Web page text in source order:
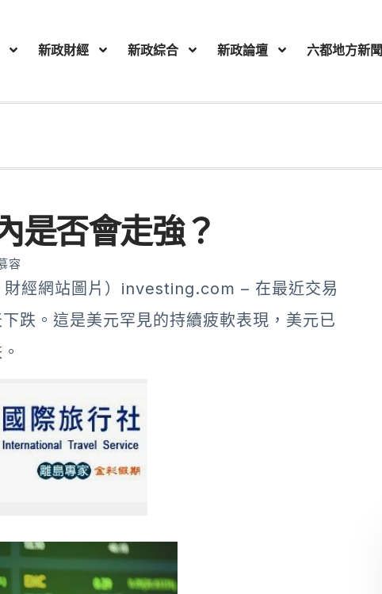
新政財經 新政綜合 新政論壇 六都地方新聞
是否會走強？
容
經網站圖片）investing.com – 在最近交易
跌。這是美元罕見的持續疲軟表現，美元已